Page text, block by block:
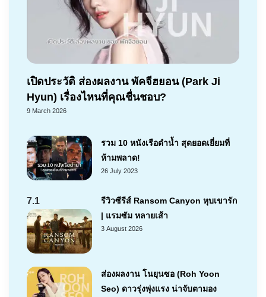
เปิดประวัติ ส่องผลงาน พัคจีฮยอน (Park Ji
Hyun) เรื่องไหนที่คุณชื่นชอบ?
9 March 2026
รวม 10 หนังเรือดำน้ำ สุดยอดเยี่ยมที่
ห้ามพลาด!
26 July 2023
7.1
รีวิวซีรีส์ Ransom Canyon หุบเขารัก
| แรมซัม หลายเส้า
3 August 2026
ส่องผลงาน โนยุนซอ (Roh Yoon
Seo) ดาวรุ่งพุ่งแรง น่าจับตามอง